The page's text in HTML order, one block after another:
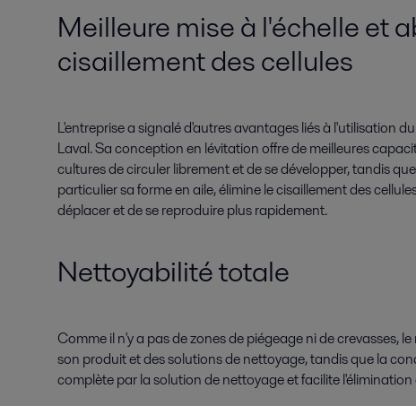
Meilleure mise à l'échelle et
cisaillement des cellules
L'entreprise a signalé d'autres avantages liés à l'utilisation
Laval. Sa conception en lévitation offre de meilleures
cultures de circuler librement et de se développer, tandis
particulier sa forme en aile, élimine le cisaillement des
déplacer et de se reproduire plus rapidement.
Nettoyabilité totale
Comme il n'y a pas de zones de piégeage ni de crevasses,
son produit et des solutions de nettoyage, tandis que la
complète par la solution de nettoyage et facilite